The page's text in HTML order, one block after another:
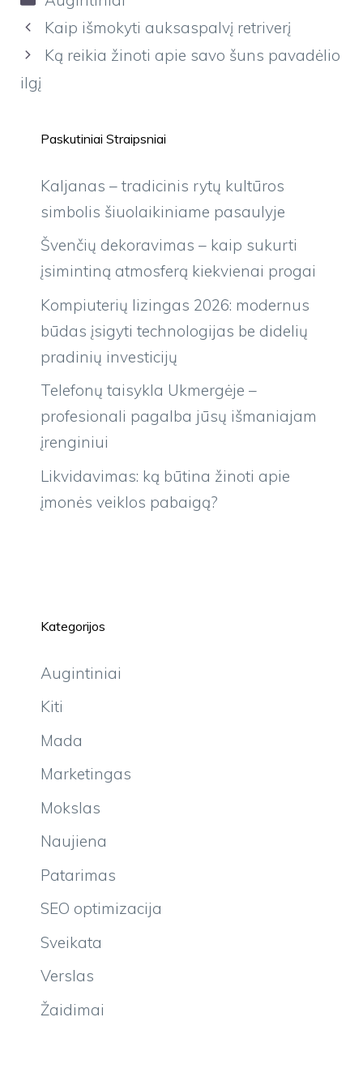
Kaip išmokyti auksaspalvį retriverį
Ką reikia žinoti apie savo šuns pavadėlio
ilgį
Paskutiniai Straipsniai
Kaljanas – tradicinis rytų kultūros
simbolis šiuolaikiniame pasaulyje
Švenčių dekoravimas – kaip sukurti
įsimintiną atmosferą kiekvienai progai
Kompiuterių lizingas 2026: modernus
būdas įsigyti technologijas be didelių
pradinių investicijų
Telefonų taisykla Ukmergėje –
profesionali pagalba jūsų išmaniajam
įrenginiui
Likvidavimas: ką būtina žinoti apie
įmonės veiklos pabaigą?
Kategorijos
Augintiniai
Kiti
Mada
Marketingas
Mokslas
Naujiena
Patarimas
SEO optimizacija
Sveikata
Verslas
Žaidimai